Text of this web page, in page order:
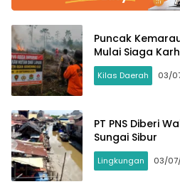
Puncak
Mulai Siaga
Kilas Daerah 03/
PT PNS Diberi
Sungai Sibur
Lingkungan 03/